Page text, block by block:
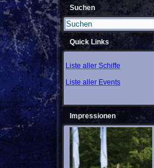
Suchen
Quick Links
Liste aller Schiffe
Liste aller Events
Impressionen